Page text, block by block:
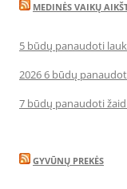
MEDINĖS VAIKŲ
5 būdų panaudoti
2026 6 būdų
7 būdų panaudoti
GYVŪNŲ PREKĖS